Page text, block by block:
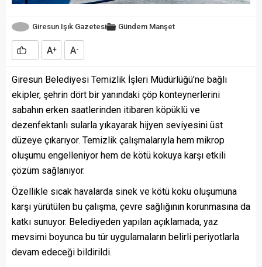
Giresun Işık Gazetesi Gündem Manşet
A+ A-
Giresun Belediyesi Temizlik İşleri Müdürlüğü’ne bağlı
ekipler, şehrin dört bir yanındaki çöp konteynerlerini
sabahın erken saatlerinden itibaren köpüklü ve
dezenfektanlı sularla yıkayarak hijyen seviyesini üst
düzeye çıkarıyor. Temizlik çalışmalarıyla hem mikrop
oluşumu engelleniyor hem de kötü kokuya karşı etkili
çözüm sağlanıyor.
Özellikle sıcak havalarda sinek ve kötü koku oluşumuna
karşı yürütülen bu çalışma, çevre sağlığının korunmasına da
katkı sunuyor. Belediyeden yapılan açıklamada, yaz
mevsimi boyunca bu tür uygulamaların belirli periyotlarla
devam edeceği bildirildi.